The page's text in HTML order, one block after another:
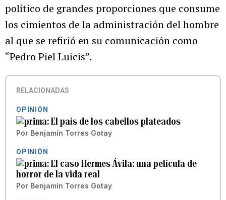
político de grandes proporciones que consume
los cimientos de la administración del hombre
al que se refirió en su comunicación como
“Pedro Piel Luicis”.
RELACIONADAS
OPINIÓN
El país de los cabellos plateados
Por Benjamín Torres Gotay
OPINIÓN
El caso Hermes Ávila: una película de
horror de la vida real
Por Benjamín Torres Gotay